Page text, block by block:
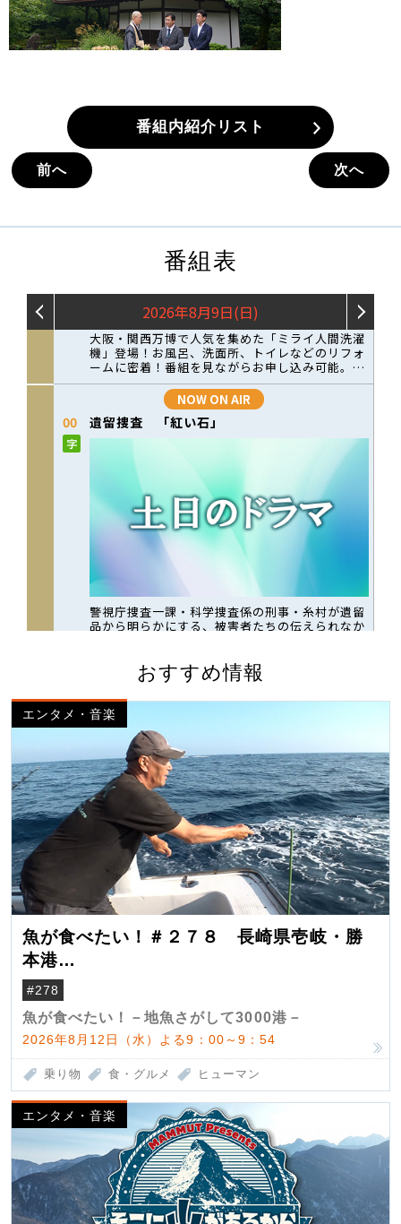
番組内紹介リスト
前へ 次へ
番組表
おすすめ情報
エンタメ・音楽
魚が食べたい！＃２７８ 長崎県壱岐・勝
本港
（クロマグロ）
#278
魚が食べたい！－地魚さがして3000港－
2026年8月12日（水）よる9：00～9：54
乗り物 食・グルメ ヒューマン
エンタメ・音楽